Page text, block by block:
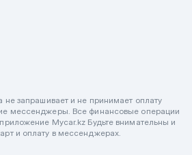
не запрашивает и не принимает оплату
мессенджеры. Все финансовые операции
Mycar.kz Будьте внимательны и
и оплату в мессенджерах.